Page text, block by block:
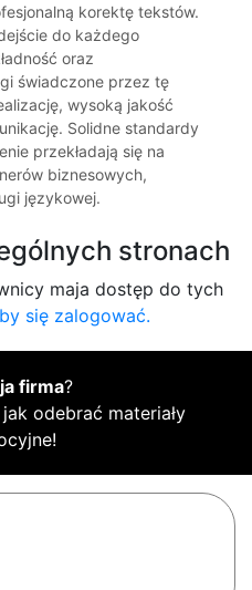
korektę tekstów.
do każdego
oraz
świadczone przez tę
wysoką jakość
Solidne standardy
przekładają się na
biznesowych,
językowej.
stronach
maja dostęp do tych
się zalogować.
firma?
odebrać materiały